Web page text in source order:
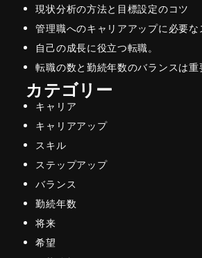
現状分析の方法と目標設定のコツ
管理職へのキャリアアップに必要な
自己の成長に役立つ転職。
転職の数と勤続年数のバランスは重
カテゴリー
キャリア
キャリアアップ
スキル
ステップアップ
バランス
勤続年数
将来
希望